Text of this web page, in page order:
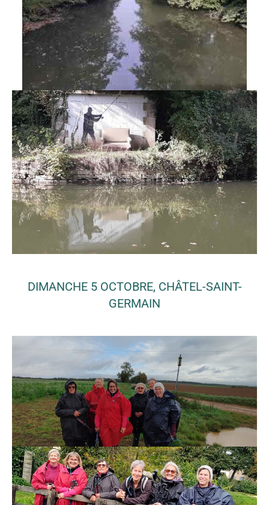
DIMANCHE 5 OCTOBRE, CHÂTEL-SAINT-
GERMAIN